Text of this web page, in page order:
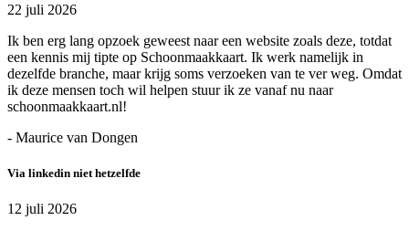
22 juli 2026
Ik ben erg lang opzoek geweest naar een website zoals deze, totdat
een kennis mij tipte op Schoonmaakkaart. Ik werk namelijk in
dezelfde branche, maar krijg soms verzoeken van te ver weg. Omdat
ik deze mensen toch wil helpen stuur ik ze vanaf nu naar
schoonmaakkaart.nl!
- Maurice van Dongen
Via linkedin niet hetzelfde
12 juli 2026